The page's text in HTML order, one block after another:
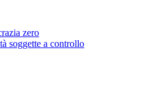
zero
soggette a controllo